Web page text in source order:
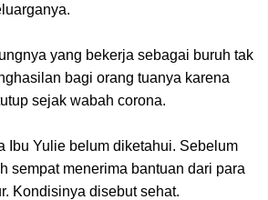
yang bekerja sebagai buruh tak
bagi orang tuanya karena
sejak wabah corona.
Ibu Yulie belum diketahui. Sebelum
sempat menerima bantuan dari para
Kondisinya disebut sehat.